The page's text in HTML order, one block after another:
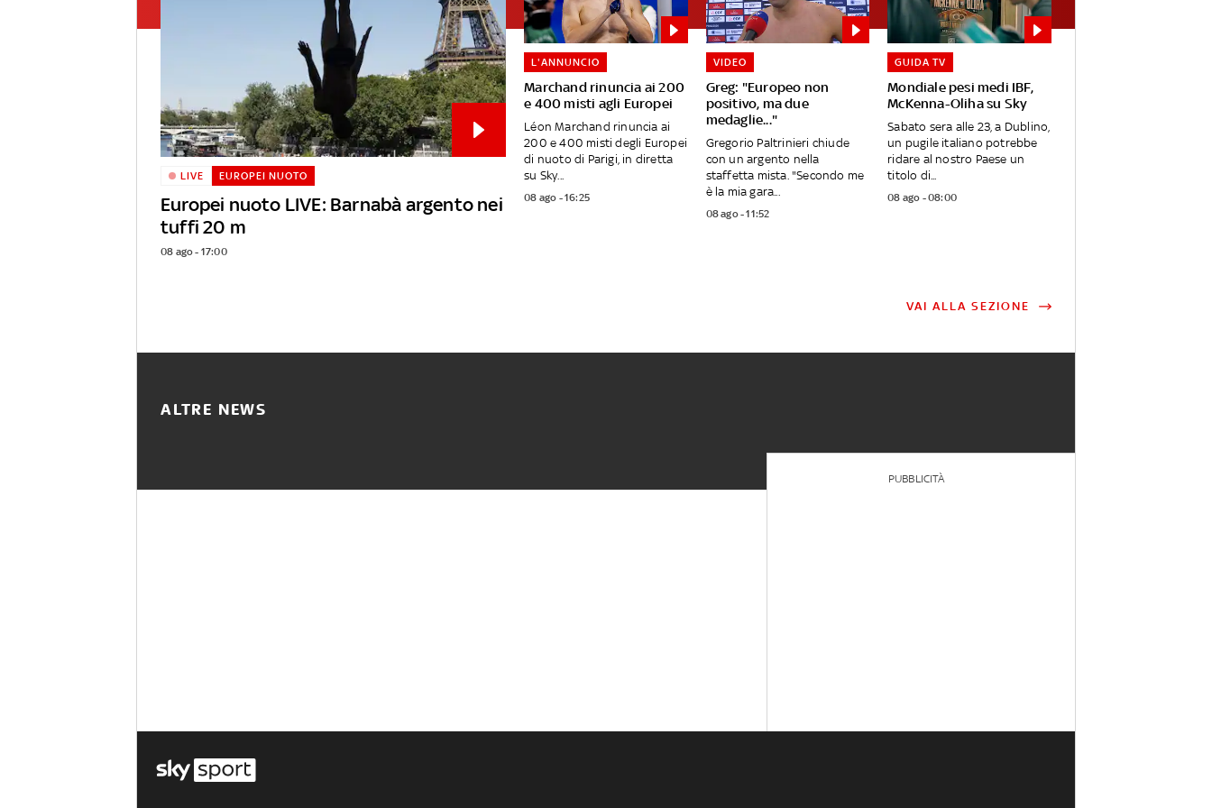
Europei nuoto LIVE: Barnabà argento nei
tuffi 20 m
LIVE EUROPEI NUOTO
08 ago - 17:00
Marchand rinuncia ai 200
e 400 misti agli Europei
L'ANNUNCIO
Léon Marchand rinuncia ai
200 e 400 misti degli Europei
di nuoto di Parigi, in diretta
su Sky...
08 ago - 16:25
Greg: "Europeo non
positivo, ma due
medaglie..."
VIDEO
Gregorio Paltrinieri chiude
con un argento nella
staffetta mista. "Secondo me
è la mia gara...
08 ago - 11:52
Mondiale pesi medi IBF,
McKenna-Oliha su Sky
GUIDA TV
Sabato sera alle 23, a Dublino,
un pugile italiano potrebbe
ridare al nostro Paese un
titolo di...
08 ago - 08:00
VAI ALLA SEZIONE
ALTRE NEWS
PUBBLICITÀ